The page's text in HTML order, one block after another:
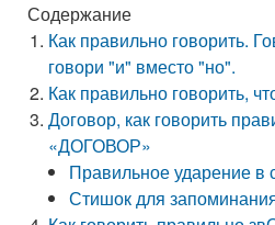
Содержание
Как правильно говорить.
говори "и" вместо "но".
Как правильно говорить,
Договор, как говорить
«ДОГОВОР»
Правильное ударение в
Стишок для